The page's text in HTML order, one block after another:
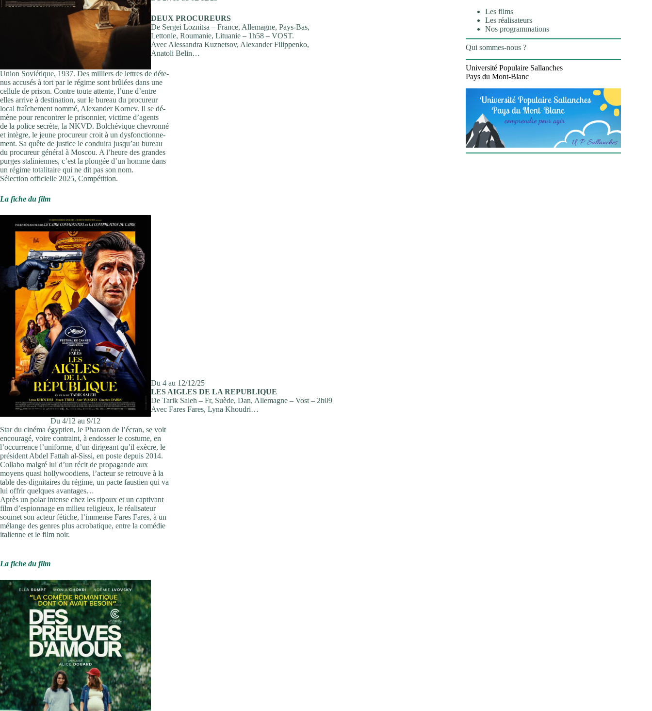
DEUX PROCUREURS
De Sergei Loznitsa – France, Allemagne, Pays-Bas,
Lettonie, Roumanie, Lituanie – 1h58 – VOST.
Avec Alessandra Kuznetsov, Alexander Filippenko,
Anatoli Belin…
Union Soviétique, 1937. Des milliers de lettres de déte-
nus accusés à tort par le régime sont brûlées dans une
cellule de prison. Contre toute attente, l’une d’entre
elles arrive à destination, sur le bureau du procureur
local fraîchement nommé, Alexander Kornev. Il se dé-
mène pour rencontrer le prisonnier, victime d’agents
de la police secrète, la NKVD. Bolchévique chevronné
et intègre, le jeune procureur croit à un dysfonctionne-
ment. Sa quête de justice le conduira jusqu’au bureau
du procureur général à Moscou. A l’heure des grandes
purges staliniennes, c’est la plongée d’un homme dans
un régime totalitaire qui ne dit pas son nom.
Sélection officielle 2025, Compétition.
La fiche du film
Du 4/12 au 9/12
Du 4 au 12/12/25
LES AIGLES DE LA REPUBLIQUE
De Tarik Saleh – Fr, Suède, Dan, Allemagne – Vost – 2h09
Avec Fares Fares, Lyna Khoudri…
Star du cinéma égyptien, le Pharaon de l’écran, se voit
encouragé, voire contraint, à endosser le costume, en
l’occurrence l’uniforme, d’un dirigeant qu’il exècre, le
président Abdel Fattah al-Sissi, en poste depuis 2014.
Collabo malgré lui d’un récit de propagande aux
moyens quasi hollywoodiens, l’acteur se retrouve à la
table des dignitaires du régime, un pacte faustien qui va
lui offrir quelques avantages…
Après un polar intense chez les ripoux et un captivant
film d’espionnage en milieu religieux, le réalisateur
soumet son acteur fétiche, l’immense Fares Fares, à un
mélange des genres plus acrobatique, entre la comédie
italienne et le film noir.
La fiche du film
Les films
Les réalisateurs
Nos programmations
Qui sommes-nous ?
Université Populaire Sallanches
Pays du Mont-Blanc